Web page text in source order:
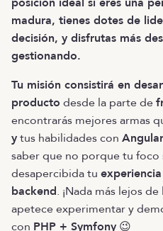
madura, tienes dotes de
decisión, y disfrutas más
gestionando.
Tu misión consistirá en
producto desde la parte de
encontrarás mejores armas
ytus habilidades con
saber que no porque tu foco
desapercibida tu
backend. ¡Nada más lejos
apetece experimentar y
con PHP + Symfony 😉